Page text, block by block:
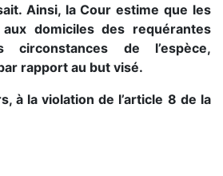
Ainsi, la Cour estime que les
domiciles des requérantes
de l’espèce,
rapport au but visé.
à la violation de l’article 8 de la